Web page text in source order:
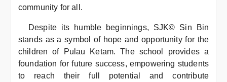
community for all.
Despite its humble beginnings, SJK© Sin Bin
stands as a symbol of hope and opportunity for the
children of Pulau Ketam. The school provides a
foundation for future success, empowering students
to reach their full potential and contribute